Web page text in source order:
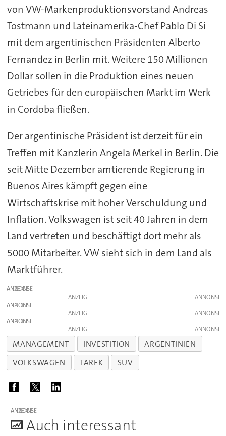
von VW-Markenproduktionsvorstand Andreas
Tostmann und Lateinamerika-Chef Pablo Di Si
mit dem argentinischen Präsidenten Alberto
Fernandez in Berlin mit. Weitere 150 Millionen
Dollar sollen in die Produktion eines neuen
Getriebes für den europäischen Markt im Werk
in Cordoba fließen.
Der argentinische Präsident ist derzeit für ein
Treffen mit Kanzlerin Angela Merkel in Berlin. Die
seit Mitte Dezember amtierende Regierung in
Buenos Aires kämpft gegen eine
Wirtschaftskrise mit hoher Verschuldung und
Inflation. Volkswagen ist seit 40 Jahren in dem
Land vertreten und beschäftigt dort mehr als
5000 Mitarbeiter. VW sieht sich in dem Land als
Marktführer.
ANZEIGE
ANZEIGE
ANZEIGE
ANZEIGE
ANZEIGE
ANZEIGE
MANAGEMENT INVESTITION
ARGENTINIEN
VOLKSWAGEN
TAREK SUV
ANZEIGE
Auch interessant